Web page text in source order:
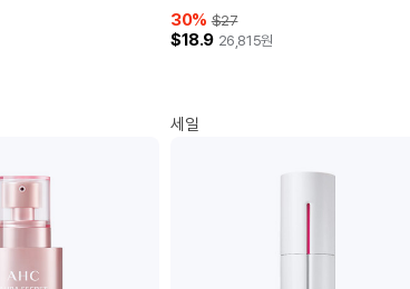
30% $27
$18.9 26,815원
세일